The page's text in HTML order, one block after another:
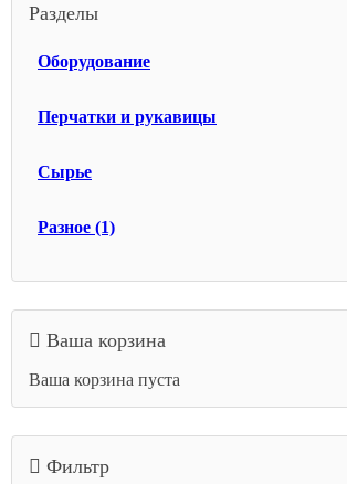
Разделы
Оборудование
Перчатки и рукавицы
Сырье
Разное (1)
Ваша корзина
Ваша корзина пуста
Фильтр